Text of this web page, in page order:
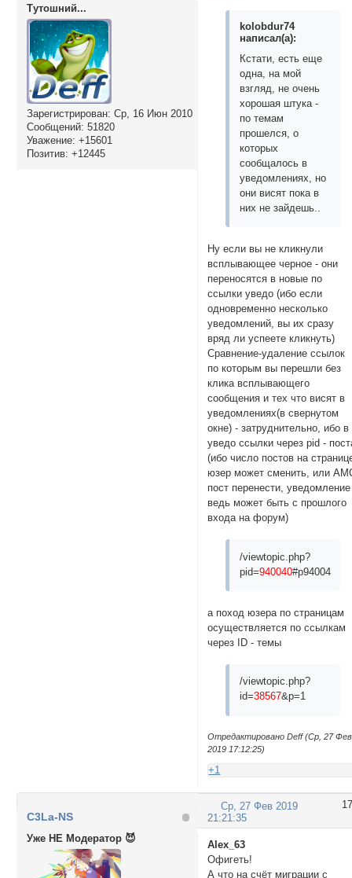
Тутошний...
Зарегистрирован: Ср, 16 Июн 2010
Сообщений: 51820
Уважение: +15601
Позитив: +12445
kolobdur74
написал(а):
Кстати, есть еще
одна, на мой
взгляд, не очень
хорошая штука -
по темам
прошелся, о
которых
сообщалось в
уведомлениях, но
они висят пока в
них не зайдешь..
Ну если вы не кликнули
всплывающее черное - они
переносятся в новые по
ссылки уведо (ибо если
одновременно несколько
уведомлений, вы их сразу
вряд ли успеете кликнуть)
Сравнение-удаление ссылок
по которым вы перешли без
клика всплывающего
сообщения и тех что висят в
уведомлениях(в свернутом
окне) - затруднительно, ибо в
уведо ссылки через pid -
(ибо число постов на
юзер может сменить, или
пост перенести, уведомление
ведь может быть с прошлого
входа на форум)
/viewtopic.php?
pid=940040#p940040
а поход юзера по страницам
осуществляется по ссылкам
через ID - темы
/viewtopic.php?
id=38567&p=1
Отредактировано Deff (Ср, 27 Фев
2019 17:12:25)
+1
17
Ср, 27 Фев 2019
21:21:35
C3La-NS
Уже НЕ Модератор 😈
Alex_63
Офигеть!
А что на счёт миграции с